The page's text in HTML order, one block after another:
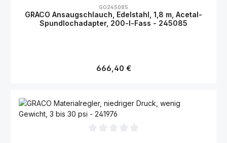
GO245085
GRACO Ansaugschlauch, Edelstahl, 1,8 m, Acetal-
Spundlochadapter, 200-l-Fass - 245085
Regulärer Preis:
666,40 €